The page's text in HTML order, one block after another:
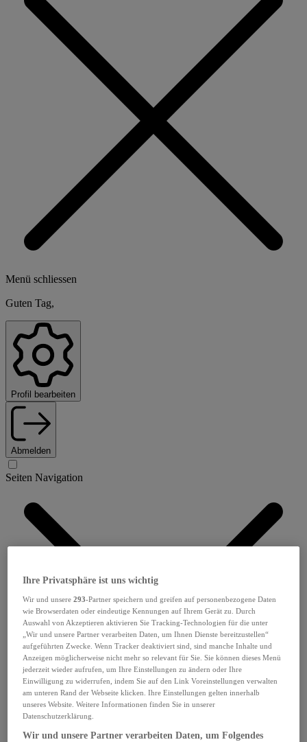
Menü schliessen
Guten Tag,
Profil bearbeiten
Abmelden
Seiten Navigation
Ihre Privatsphäre ist uns wichtig
Wir und unsere293-Partner speichern und greifen auf personenbezogene Daten
wie Browserdaten oder eindeutige Kennungen auf Ihrem Gerät zu. Durch
Auswahl von Akzeptieren aktivieren Sie Tracking-Technologien für die unter
„Wir und unsere Partner verarbeiten Daten, um Ihnen Dienste bereitzustellen“
aufgeführten Zwecke. Wenn Tracker deaktiviert sind, sind manche Inhalte und
Anzeigen möglicherweise nicht mehr so relevant für Sie. Sie können dieses Menü
jederzeit wieder aufrufen, um Ihre Einstellungen zu ändern oder Ihre
Einwilligung zu widerrufen, indem Sie auf den Link Voreinstellungen verwalten
am unteren Rand der Webseite klicken. Ihre Einstellungen gelten innerhalb
unseres Website. Weitere Informationen finden Sie in unserer
Datenschutzerklärung.
Wir und unsere Partner verarbeiten Daten, um Folgendes